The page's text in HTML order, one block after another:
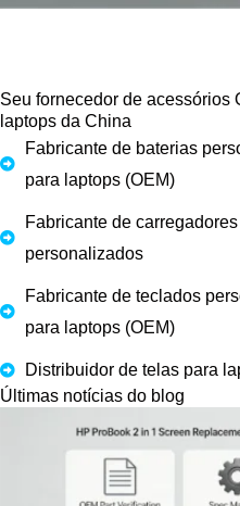
Seu fornecedor de acessórios
laptops da China
Fabricante de baterias
para laptops (OEM)
Fabricante de
personalizados
Fabricante de teclados
para laptops (OEM)
Distribuidor de telas para
Últimas notícias do blog